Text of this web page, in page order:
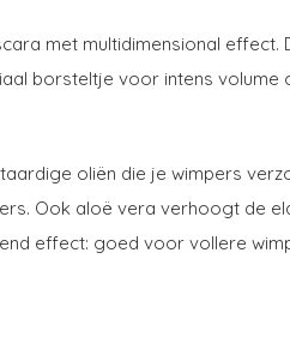
met multidimensional
borsteltje voor intens
oliën die je wimpers
Ook aloë vera verhoogt de
effect: goed voor vollere